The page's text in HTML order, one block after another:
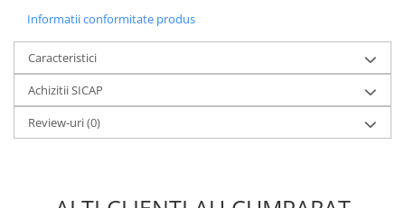
Informatii conformitate produs
Caracteristici
Achizitii SICAP
Review-uri(0)